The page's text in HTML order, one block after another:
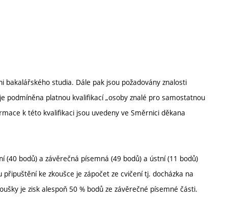
bakalářského studia. Dále pak jsou požadovány znalosti
podmíněna platnou kvalifikací „osoby znalé pro samostatnou
k této kvalifikaci jsou uvedeny ve Směrnici děkana
bodů) a závěrečná písemná (49 bodů) a ústní (11 bodů)
ke zkoušce je zápočet ze cvičení tj. docházka na
je zisk alespoň 50 % bodů ze závěrečné písemné části.